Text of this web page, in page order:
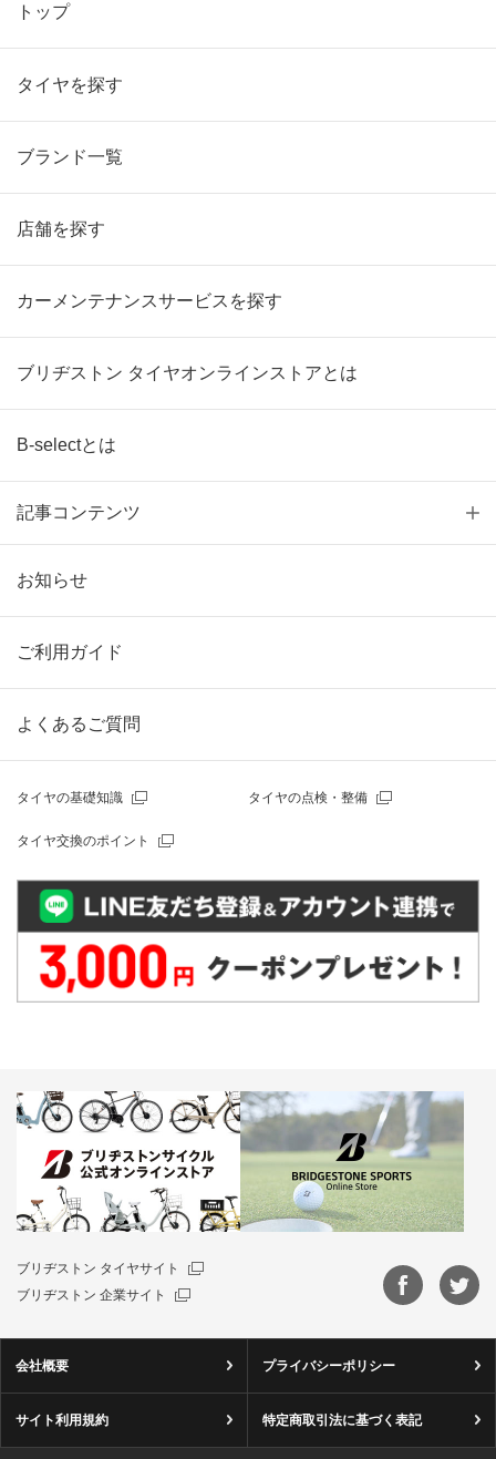
トップ
タイヤを探す
ブランド一覧
店舗を探す
カーメンテナンスサービスを探す
ブリヂストン タイヤオンラインストアとは
B-selectとは
記事コンテンツ
お知らせ
ご利用ガイド
よくあるご質問
タイヤの基礎知識 タイヤの点検・整備
タイヤ交換のポイント
ブリヂストン タイヤサイト
ブリヂストン 企業サイト
会社概要 プライバシーポリシー
サイト利用規約 特定商取引法に基づく表記